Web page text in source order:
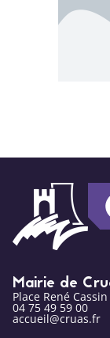
Mairie de
Place René Cassin
04 75 49 59 00
accueil@cruas.fr